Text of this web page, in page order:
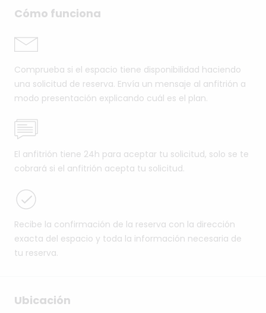
Cómo funciona
Comprueba si el espacio tiene disponibilidad haciendo
una solicitud de reserva. Envía un mensaje al anfitrión a
modo presentación explicando cuál es el plan.
El anfitrión tiene 24h para aceptar tu solicitud, solo se te
cobrará si el anfitrión acepta tu solicitud.
Recibe la confirmación de la reserva con la dirección
exacta del espacio y toda la información necesaria de
tu reserva.
Ubicación